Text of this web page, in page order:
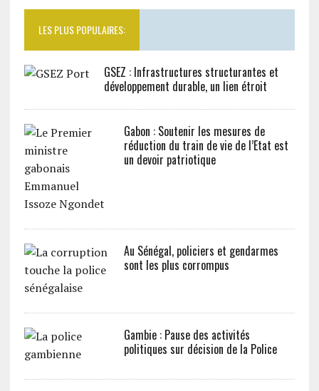
LES PLUS POPULAIRES:
GSEZ : Infrastructures structurantes et
développement durable, un lien étroit
Gabon : Soutenir les mesures de
réduction du train de vie de l’Etat est
un devoir patriotique
Au Sénégal, policiers et gendarmes
sont les plus corrompus
Gambie : Pause des activités
politiques sur décision de la Police